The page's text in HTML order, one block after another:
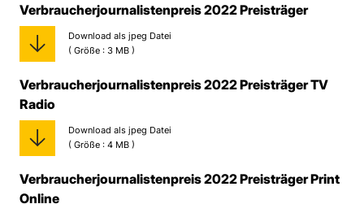
Verbraucherjournalistenpreis 2022 Preisträger
Download als jpeg Datei
( Größe : 3 MB )
Verbraucherjournalistenpreis 2022 Preisträger TV
Radio
Download als jpeg Datei
( Größe : 4 MB )
Verbraucherjournalistenpreis 2022 Preisträger Print
Online